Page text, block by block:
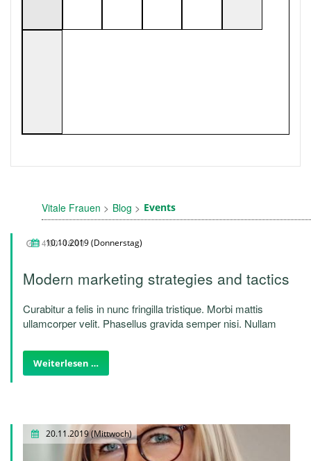
Vitale Frauen Blog Events
10.10.2019(Donnerstag)
14:00–18:00
Modern marketing strategies and tactics
Curabitur a felis in nunc fringilla tristique. Morbi mattis
ullamcorper velit. Phasellus gravida semper nisi. Nullam
eget, semper nec, quam. Sed hendrerit. Morbi ac felis.
Nunc egestas, augue at pellentesque laoreet.
Weiterlesen …
20.11.2019(Mittwoch)